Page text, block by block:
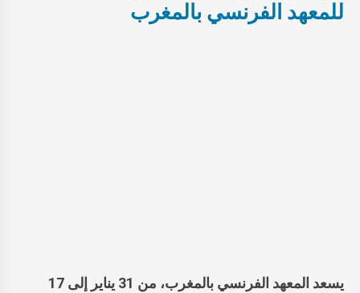
للمعهد الفرنسي بالمغرب
يسعد المعهد الفرنسي بالمغرب، من 31 يناير إلى 17